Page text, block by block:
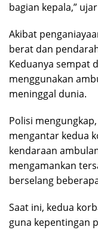
bagian kepala,”
Akibat
berat dan
Keduanya sempat
menggunakan
meninggal dunia.
Polisi
mengantar kedua
kendaraan
mengamankan
berselang
Saat ini, kedua
guna kepentingan